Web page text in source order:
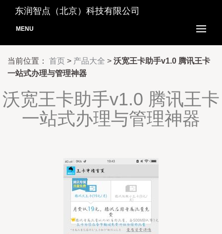
东润智点（北京）科技有限公司
MENU
当前位置： 首页 > 产品大全 > 沃宽王卡助手v1.0 腾讯王卡
一站式办理与管理神器
沃宽王卡助手v1.0 腾讯王卡
一站式办理与管理神器